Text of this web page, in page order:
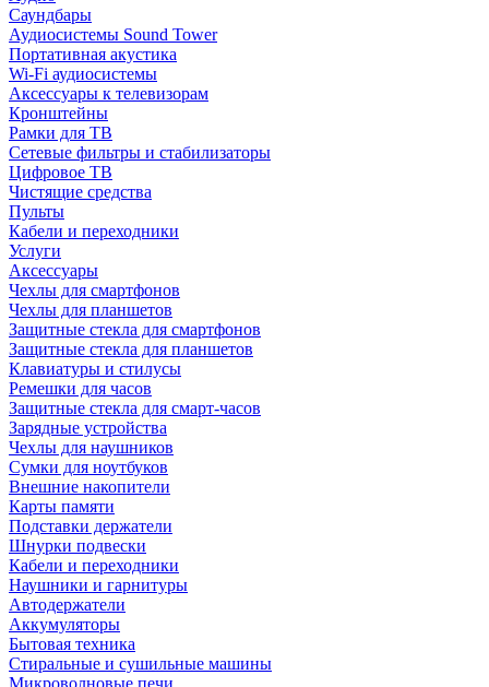
Саундбары
Аудиосистемы Sound Tower
Портативная акустика
Wi-Fi аудиосистемы
Аксессуары к телевизорам
Кронштейны
Рамки для ТВ
Сетевые фильтры и стабилизаторы
Цифровое ТВ
Чистящие средства
Пульты
Кабели и переходники
Услуги
Аксессуары
Чехлы для смартфонов
Чехлы для планшетов
Защитные стекла для смартфонов
Защитные стекла для планшетов
Клавиатуры и стилусы
Ремешки для часов
Защитные стекла для смарт-часов
Зарядные устройства
Чехлы для наушников
Сумки для ноутбуков
Внешние накопители
Карты памяти
Подставки держатели
Шнурки подвески
Кабели и переходники
Наушники и гарнитуры
Автодержатели
Аккумуляторы
Бытовая техника
Стиральные и сушильные машины
Микроволновые печи